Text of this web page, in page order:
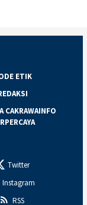
ETIK
CAKRAWAINFO
Twitter
Instagram
RSS